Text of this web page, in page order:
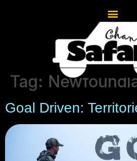
Tag:
Goal Driven: